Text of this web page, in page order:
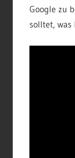
Google zu
solltet, was